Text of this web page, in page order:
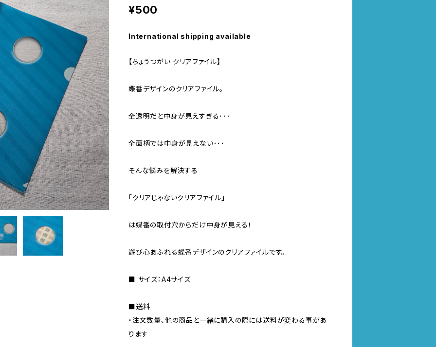
¥500
International shipping available
【ちょうつがい クリアファイル】
蝶番デザインのクリアファイル。
全透明だと中身が見えすぎる･･･
全面柄では中身が見えない･･･
そんな悩みを解決する
「クリアじゃないクリアファイル」
は蝶番の取付穴からだけ中身が見える！
遊び心あふれる蝶番デザインのクリアファイルです。
■ サイズ：A4サイズ
■送料
・注文数量、他の商品と一緒に購入の際には送料が変わる事があ
ります